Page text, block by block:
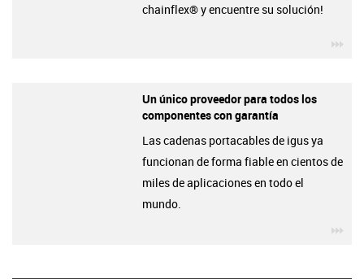
chainflex® y encuentre su solución!
Un único proveedor para todos los
componentes con garantía
Las cadenas portacables de igus ya
funcionan de forma fiable en cientos de
miles de aplicaciones en todo el
mundo.